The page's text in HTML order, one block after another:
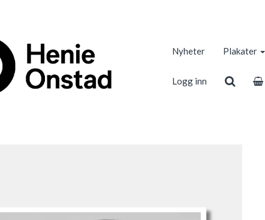
Nyheter Plakater
Logg inn